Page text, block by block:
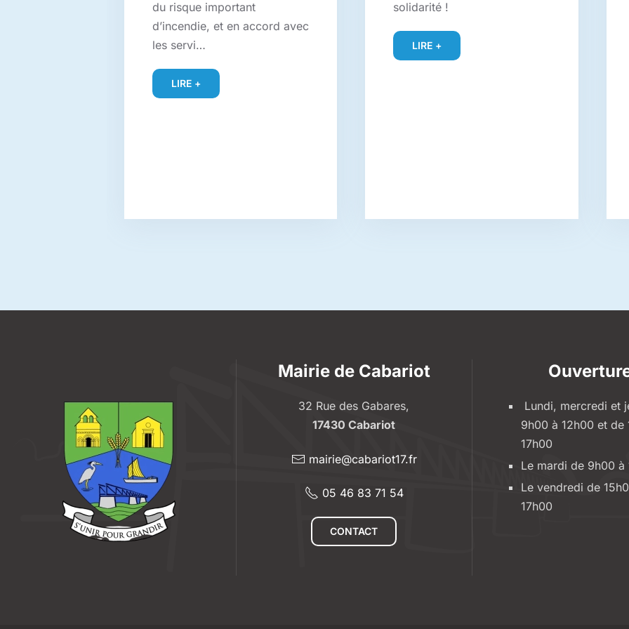
du risque important
d’incendie, et en accord avec
les servi…
LIRE +
solidarité !
LIRE +
Mairie de Cabariot
32 Rue des Gabares,
17430 Cabariot
mairie@cabariot17.fr
05 46 83 71 54
CONTACT
Lundi, mercredi et
9h00 à 12h00 et de
17h00
Le mardi de 9h00 à
Le vendredi de
17h00